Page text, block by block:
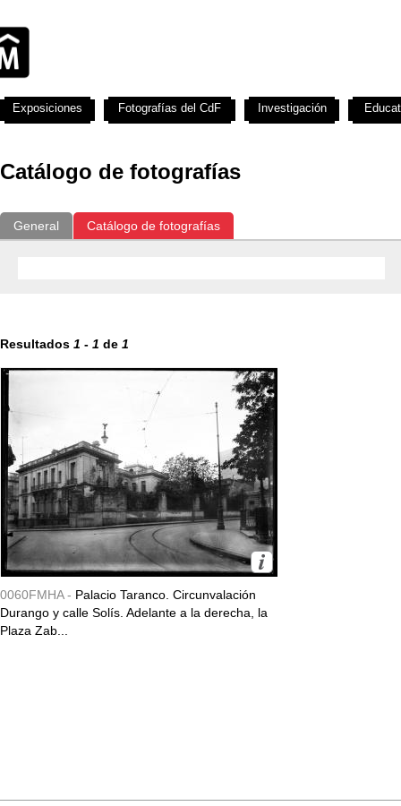
Catálogo de fotografías
General Catálogo de fotografías
Resultados 1 - 1 de 1
0060FMHA - Palacio Taranco. Circunvalación
Durango y calle Solís. Adelante a la derecha, la
Plaza Zab...
Exposiciones Fotografías del CdF Investigación